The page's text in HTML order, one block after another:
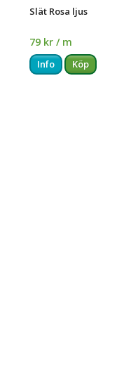
Slät Rosa ljus
79 kr / m
Info Köp